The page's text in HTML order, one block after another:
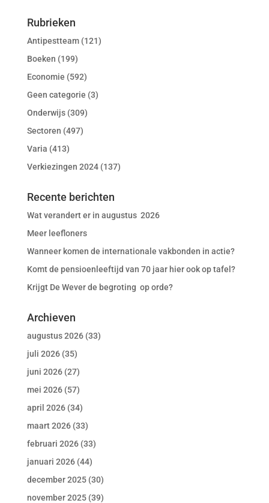
Rubrieken
Antipestteam(121)
Boeken (199)
Economie (592)
Geen categorie (3)
Onderwijs(309)
Sectoren (497)
Varia (413)
Verkiezingen 2024(137)
Recente berichten
Wat verandert er in augustus 2026
Meer leefloners
Wanneer komen de internationale vakbonden in actie?
Komt de pensioenleeftijd van 70 jaar hier ook op tafel?
Krijgt De Wever de begroting op orde?
Archieven
augustus 2026(33)
juli 2026(35)
juni 2026(27)
mei 2026(57)
april 2026(34)
maart 2026(33)
februari 2026(33)
januari 2026(44)
december 2025(30)
november 2025(39)